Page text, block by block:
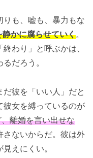
りも、嘘も、暴力もな
静かに腐らせていく。
わり」と呼ぶかは、
だろう。
彼を「いい人」だと
彼女を縛っているのが
離婚を言い出せな
さないからだ。彼は外
えにくい。